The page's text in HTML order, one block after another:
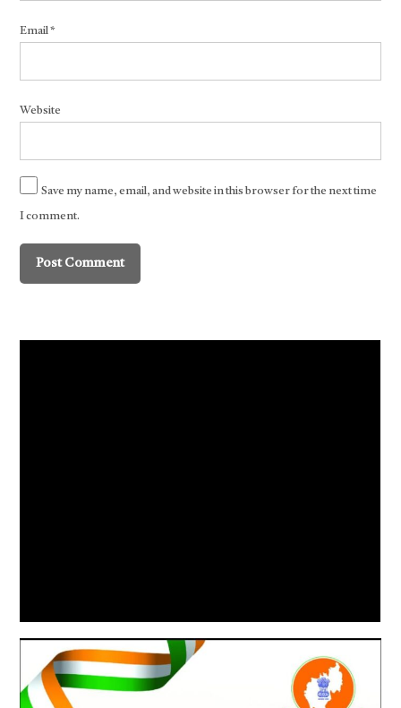
Email*
Website
Save my name, email, and website in this browser for the next time
I comment.